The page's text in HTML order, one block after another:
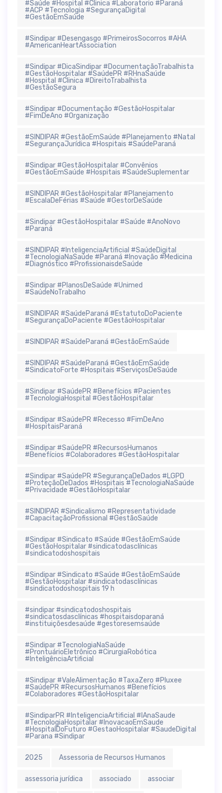
#Saúde #Hospital #Clinica #Laboratorio #Paraná
#ACP #Tecnologia #SegurançaDigital
#GestãoEmSaúde
#Sindipar #Desengasgo #PrimeirosSocorros #AHA
#AmericanHeartAssociation
#Sindipar #DicaSindipar #DocumentaçãoTrabalhista
#GestãoHospitalar #SaúdePR #RHnaSaúde
#Hospital #Clinica #DireitoTrabalhista
#GestãoSegura
#Sindipar #Documentação #GestãoHospitalar
#FimDeAno #Organização
#SINDIPAR #GestãoEmSaúde #Planejamento #Natal
#SegurançaJurídica #Hospitais #SaúdeParaná
#Sindipar #GestãoHospitalar #Convênios
#GestãoEmSaúde #Hospitais #SaúdeSuplementar
#SINDIPAR #GestãoHospitalar #Planejamento
#EscalaDeFérias #Saúde #GestorDeSaúde
#Sindipar #GestãoHospitalar #Saúde #AnoNovo
#Paraná
#SINDIPAR #InteligenciaArtificial #SaúdeDigital
#TecnologiaNaSaúde #Paraná #Inovação #Medicina
#Diagnóstico #ProfissionaisdeSaúde
#Sindipar #PlanosDeSaúde #Unimed
#SaúdeNoTrabalho
#SINDIPAR #SaúdeParaná #EstatutoDoPaciente
#SegurançaDoPaciente #GestãoHospitalar
#SINDIPAR #SaúdeParaná #GestãoEmSaúde
#SINDIPAR #SaúdeParaná #GestãoEmSaúde
#SindicatoForte #Hospitais #ServiçosDeSaúde
#Sindipar #SaúdePR #Benefícios #Pacientes
#TecnologiaHospital #GestãoHospitalar
#Sindipar #SaúdePR #Recesso #FimDeAno
#HospitaisParaná
#Sindipar #SaúdePR #RecursosHumanos
#Benefícios #Colaboradores #GestãoHospitalar
#Sindipar #SaúdePR #SegurançaDeDados #LGPD
#ProteçãoDeDados #Hospitais #TecnologiaNaSaúde
#Privacidade #GestãoHospitalar
#SINDIPAR #Sindicalismo #Representatividade
#CapacitaçãoProfissional #GestãoSaúde
#Sindipar #Sindicato #Saúde #GestãoEmSaúde
#GestãoHospitalar #sindicatodasclínicas
#sindicatodoshospitais
#Sindipar #Sindicato #Saúde #GestãoEmSaúde
#GestãoHospitalar #sindicatodasclínicas
#sindicatodoshospitais 19 h
#sindipar #sindicatodoshospitais
#sindicatosdasclínicas #hospitaisdoparaná
#instituiçõesdesaúde #gestoresemsaúde
#Sindipar #TecnologiaNaSaúde
#ProntuárioEletrônico #CirurgiaRobótica
#InteligênciaArtificial
#Sindipar #ValeAlimentação #TaxaZero #Pluxee
#SaúdePR #RecursosHumanos #Benefícios
#Colaboradores #GestãoHospitalar
#SindiparPR #InteligenciaArtificial #IAnaSaude
#TecnologiaHospitalar #InovacaoEmSaude
#HospitalDoFuturo #GestaoHospitalar #SaudeDigital
#Parana #Sindipar
2025 Assessoria de Recursos Humanos
assessoria jurídica associado associar